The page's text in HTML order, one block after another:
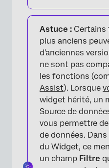
Astuce : Certains
plus anciens
d'anciennes
ne sont pas
les fonctions
Assist). Lorsque
widget hérité, un
Source de
vous permettre
de données.
du Widget, ce
un champ Filtre